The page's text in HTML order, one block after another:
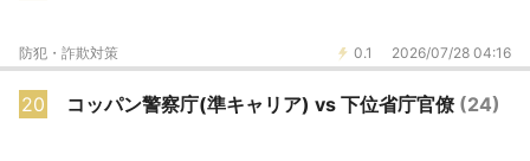
0.1 2026/07/28 04:16
防犯・詐欺対策
20 コッパン警察庁(準キャリア) vs 下位省庁官僚 (24)